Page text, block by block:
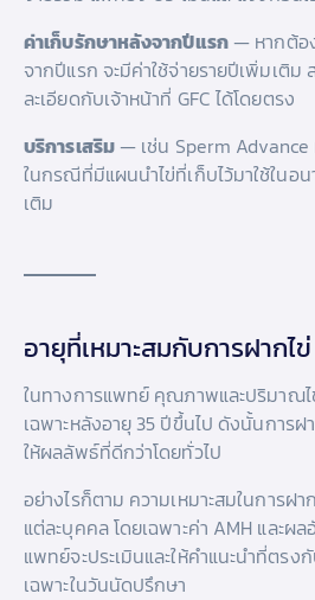
ค่าเก็บรักษาหลังจากปีแรก— หากต้อ
จากปีแรก จะมีค่าใช้จ่ายรายปีเพิ่มเติม
ละเอียดกับเจ้าหน้าที่ GFC ได้โดยตรง
บริการเสริม— เช่น Sperm Advance
ในกรณีที่มีแผนนำไข่ที่เก็บไว้มาใช้ในอ
เติม
อายุที่เหมาะสมกับการฝากไข่
ในทางการแพทย์ คุณภาพและปริมาณไ
เฉพาะหลังอายุ 35 ปีขึ้นไป ดังนั้นการฝ
ให้ผลลัพธ์ที่ดีกว่าโดยทั่วไป
อย่างไรก็ตาม ความเหมาะสมในการฝ
แต่ละบุคคล โดยเฉพาะค่า AMH และผ
แพทย์จะประเมินและให้คำแนะนำที่ตร
เฉพาะในวันนัดปรึกษา